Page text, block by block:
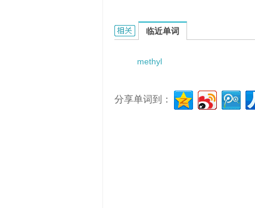
methyl ethyl glyoxal的相关资料：
临近单词
methyl
分享单词到：